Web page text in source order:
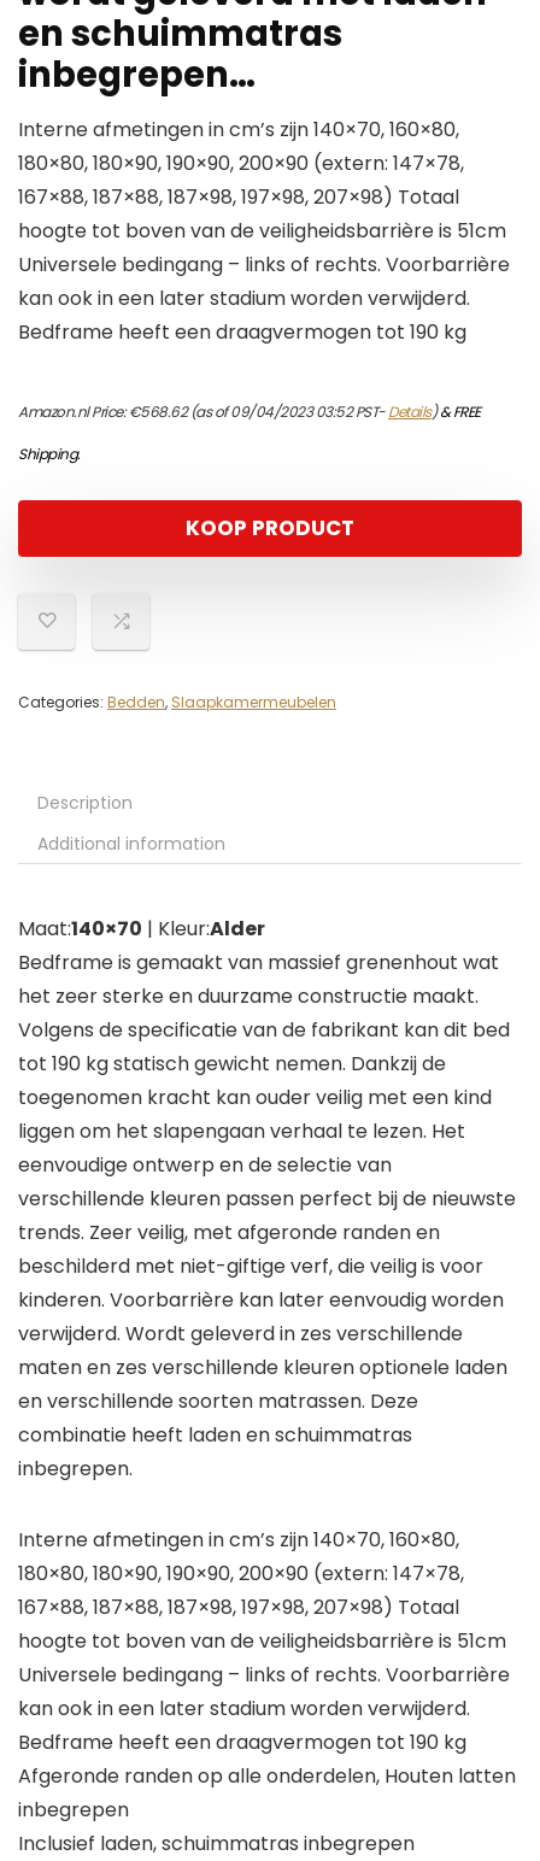
en schuimmatras
inbegrepen…
Interne afmetingen in cm’s zijn 140×70, 160×80,
180×80, 180×90, 190×90, 200×90 (extern: 147×78,
167×88, 187×88, 187×98, 197×98, 207×98) Totaal
hoogte tot boven van de veiligheidsbarrière is 51cm
Universele bedingang – links of rechts. Voorbarrière
kan ook in een later stadium worden verwijderd.
Bedframe heeft een draagvermogen tot 190 kg
Amazon.nl Price:€568.62(as of 09/04/2023 03:52 PST-Details)&FREE
Shipping.
KOOP PRODUCT
Categories: Bedden, Slaapkamermeubelen
Description
Additional information
Maat:140×70 | Kleur:Alder
Bedframe is gemaakt van massief grenenhout wat
het zeer sterke en duurzame constructie maakt.
Volgens de specificatie van de fabrikant kan dit bed
tot 190 kg statisch gewicht nemen. Dankzij de
toegenomen kracht kan ouder veilig met een kind
liggen om het slapengaan verhaal te lezen. Het
eenvoudige ontwerp en de selectie van
verschillende kleuren passen perfect bij de nieuwste
trends. Zeer veilig, met afgeronde randen en
beschilderd met niet-giftige verf, die veilig is voor
kinderen. Voorbarrière kan later eenvoudig worden
verwijderd. Wordt geleverd in zes verschillende
maten en zes verschillende kleuren optionele laden
en verschillende soorten matrassen. Deze
combinatie heeft laden en schuimmatras
inbegrepen.
Interne afmetingen in cm’s zijn 140×70, 160×80,
180×80, 180×90, 190×90, 200×90 (extern: 147×78,
167×88, 187×88, 187×98, 197×98, 207×98) Totaal
hoogte tot boven van de veiligheidsbarrière is 51cm
Universele bedingang – links of rechts. Voorbarrière
kan ook in een later stadium worden verwijderd.
Bedframe heeft een draagvermogen tot 190 kg
Afgeronde randen op alle onderdelen, Houten latten
inbegrepen
Inclusief laden, schuimmatras inbegrepen